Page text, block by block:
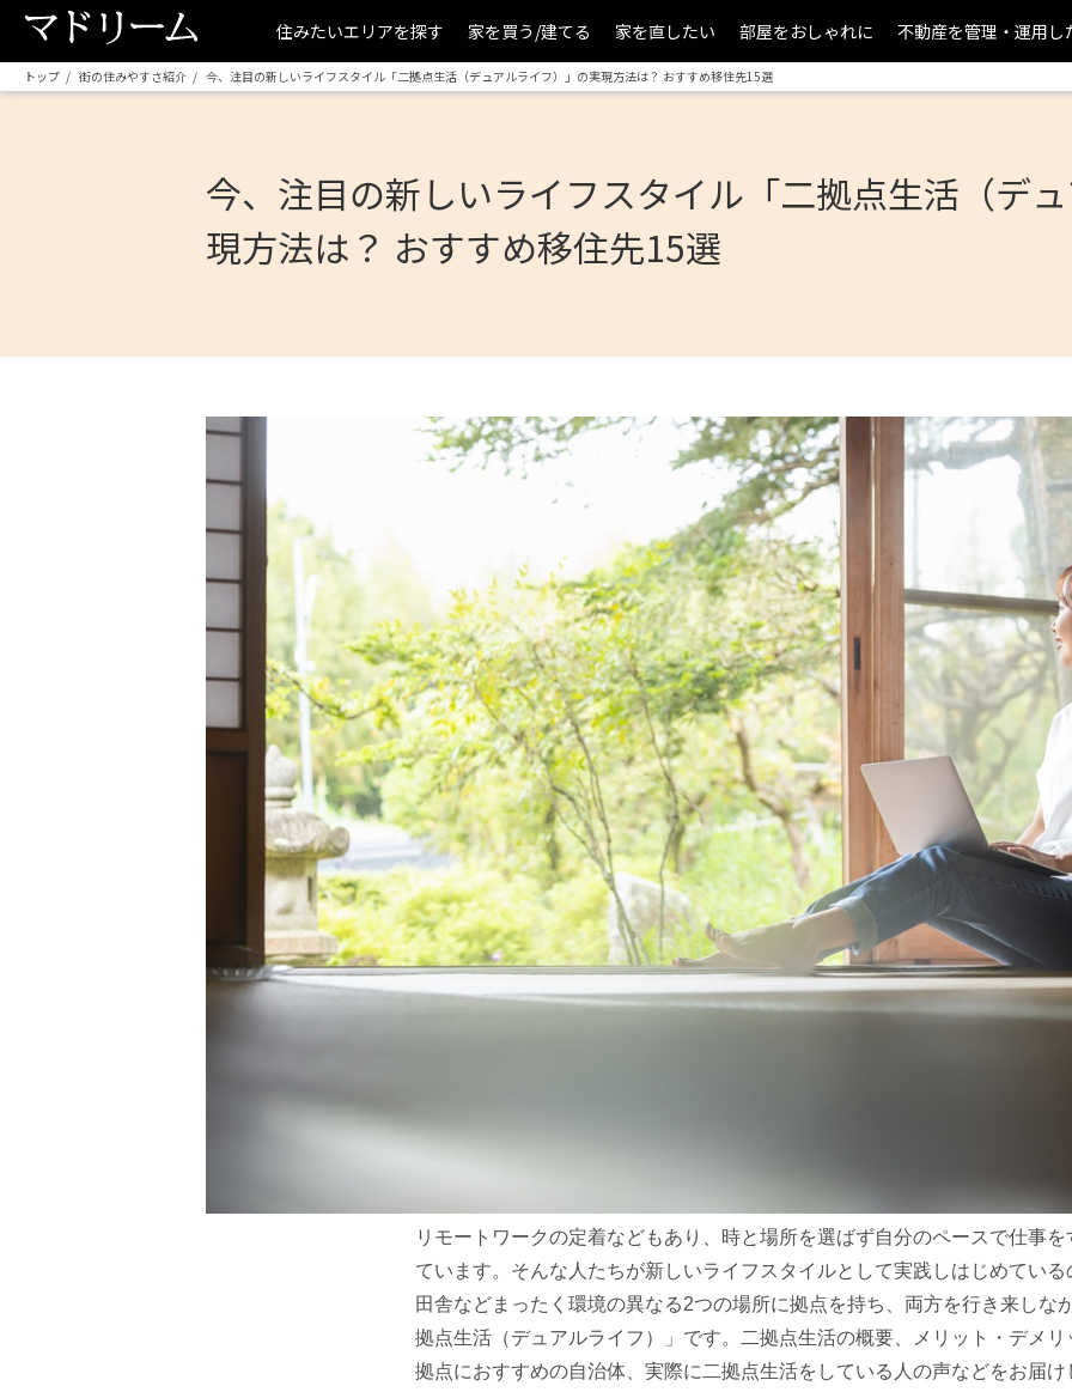
住みたいエリアを探す 家を買う/建てる 家を直したい 部屋をおしゃれに 不動産を管理・運用し
トップ 街の住みやすさ紹介 今、注目の新しいライフスタイル「二拠点生活（デュアルライフ）」の実現方法は？ おすすめ移住先15選
今、注目の新しいライフスタイル「二拠点生活（デ
現方法は？ おすすめ移住先15選
リモートワークの定着などもあり、時と場所を選ばず自分のペースで仕事
ています。そんな人たちが新しいライフスタイルとして実践しはじめている
田舎などまったく環境の異なる2つの場所に拠点を持ち、両方を行き来しな
拠点生活（デュアルライフ）」です。二拠点生活の概要、メリット・デメリ
拠点におすすめの自治体、実際に二拠点生活をしている人の声などをお届け